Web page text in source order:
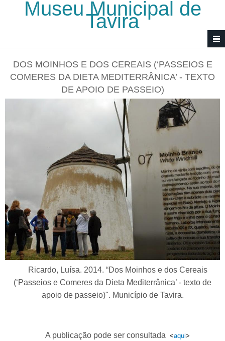
Passar para o conteúdo principal
Museu Municipal de
Tavira
DOS MOINHOS E DOS CEREAIS (‘PASSEIOS E
COMERES DA DIETA MEDITERRÂNICA’ - TEXTO
DE APOIO DE PASSEIO)
Ricardo, Luísa. 2014. “Dos Moinhos e dos Cereais
(‘Passeios e Comeres da Dieta Mediterrânica’ - texto de
apoio de passeio)". Município de Tavira.
A publicação pode ser consultada <aqui>